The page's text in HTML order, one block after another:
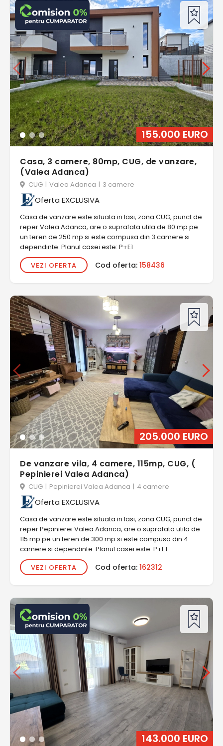
155.000 EURO
Casa, 3 camere, 80mp, CUG, de vanzare,
(Valea Adanca)
CUG | Valea Adanca | 3 camere
Oferta EXCLUSIVA
Casa de vanzare este situata in Iasi, zona CUG, punct de
reper Valea Adanca, are o suprafata utila de 80 mp pe
un teren de 250 mp si este compusa din 3 camere si
dependinte. Planul casei este: P+E1
VEZI OFERTA
Cod oferta: 158436
205.000 EURO
De vanzare vila, 4 camere, 115mp, CUG, (
Pepinierei Valea Adanca)
CUG | Pepinierei Valea Adanca | 4 camere
Oferta EXCLUSIVA
Casa de vanzare este situata in Iasi, zona CUG, punct de
reper Pepinierei Valea Adanca, are o suprafata utila de
115 mp pe un teren de 300 mp si este compusa din 4
camere si dependinte. Planul casei este: P+E1
VEZI OFERTA
Cod oferta: 162312
143.000 EURO